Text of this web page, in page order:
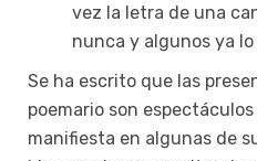
vez la letra de una
nunca y algunos ya lo
Se ha escrito que las
poemario son
manifiesta en algunas de